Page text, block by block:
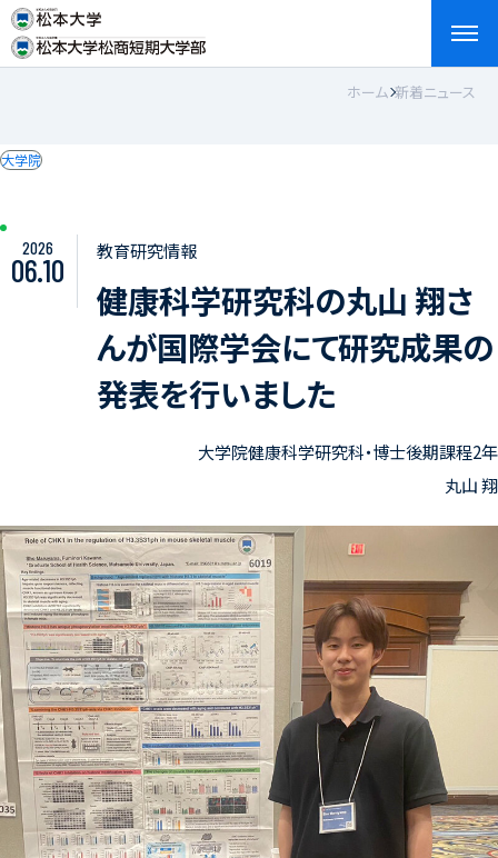
English
ホーム 新着ニュース
大学院
2026
06.10
教育研究情報
健康科学研究科の丸山 翔さ
んが国際学会にて研究成果の
発表を行いました
大学院健康科学研究科・博士後期課程2年
丸山 翔